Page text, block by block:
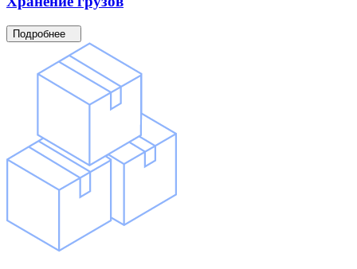
Подробнее